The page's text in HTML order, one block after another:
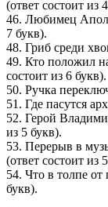
(ответ состоит из
46. Любимец
7 букв).
48. Гриб среди
49. Кто положил
состоит из 6 букв).
50. Ручка
51. Где пасутся
52. Герой
из 5 букв).
53. Перерыв в
(ответ состоит из
54. Что в толпе от
букв).